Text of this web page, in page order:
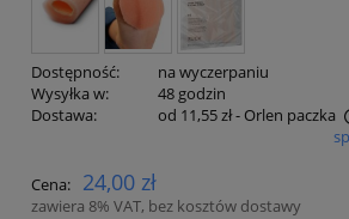
Dostępność:
na wyczerpaniu
Wysyłka w:
48 godzin
Dostawa:
od 11,55 zł- Orlen paczka
Cena nie zawiera ewentualnych kosztów
Cena: 24,00 zł
zawiera 8% VAT, bez kosztów dostawy